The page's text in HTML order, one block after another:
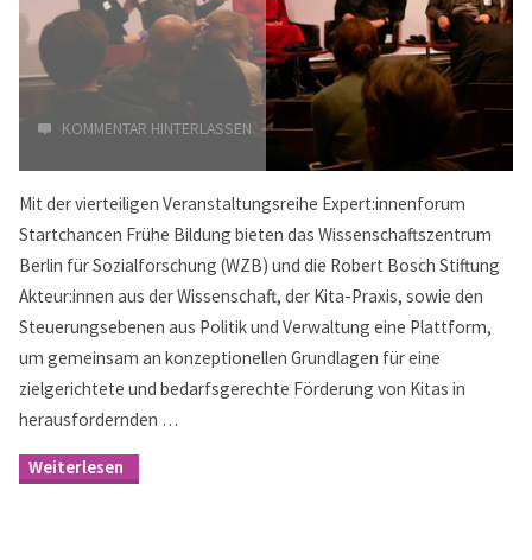
KOMMENTAR HINTERLASSEN
Mit der vierteiligen Veranstaltungsreihe Expert:innenforum
Startchancen Frühe Bildung bieten das Wissenschaftszentrum
Berlin für Sozialforschung (WZB) und die Robert Bosch Stiftung
Akteur:innen aus der Wissenschaft, der Kita-Praxis, sowie den
Steuerungsebenen aus Politik und Verwaltung eine Plattform,
um gemeinsam an konzeptionellen Grundlagen für eine
zielgerichtete und bedarfsgerechte Förderung von Kitas in
herausfordernden …
Startchancen